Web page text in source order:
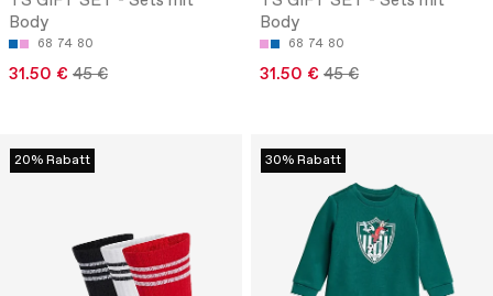
Body
68 74 80
31.50 € 45 €
Body
68 74 80
31.50 € 45 €
20% Rabatt 30% Rabatt